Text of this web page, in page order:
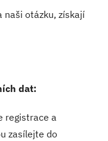
naši otázku, získají
dat:
registrace a
zasílejte do